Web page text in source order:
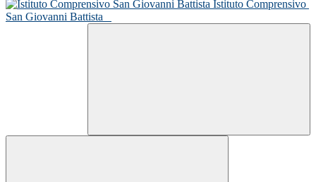
Istituto Comprensivo
San Giovanni Battista